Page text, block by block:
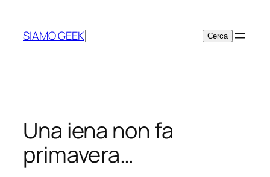
contenuto
SIAMO GEEKCerca Cerca
Una iena non fa
primavera…